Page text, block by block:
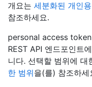
개요는 세분화된 개인
참조하세요.
personal access
REST API 엔드포인트
니다. 선택할 범위에 대
한 범위을(를) 참조하세